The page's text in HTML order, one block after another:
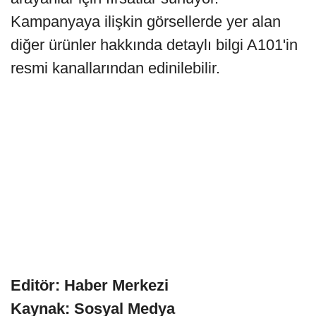
Kampanyaya ilişkin görsellerde yer alan
diğer ürünler hakkında detaylı bilgi A101'in
resmi kanallarından edinilebilir.
Editör: Haber Merkezi
Kaynak: Sosyal Medya